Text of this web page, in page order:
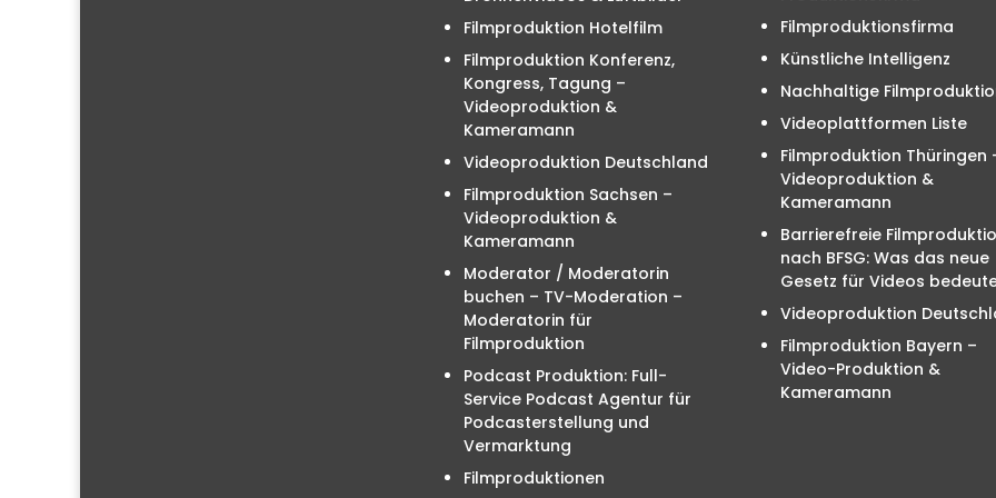
Filmproduktion Hotelfilm
Filmproduktion Konferenz,
Kongress, Tagung –
Videoproduktion &
Kameramann
Videoproduktion Deutschland
Filmproduktion Sachsen –
Videoproduktion &
Kameramann
Moderator / Moderatorin
buchen – TV-Moderation –
Moderatorin für
Filmproduktion
Podcast Produktion: Full-
Service Podcast Agentur für
Podcasterstellung und
Vermarktung
Filmproduktionen
Filmproduktionsfirma
Künstliche Intelligenz
Nachhaltige
Videoplattformen Liste
Filmproduktion Thüringen
Videoproduktion &
Kameramann
Barrierefreie
nach BFSG: Was das neue
Gesetz für Videos
Videoproduktion
Filmproduktion Bayern –
Video-Produktion &
Kameramann